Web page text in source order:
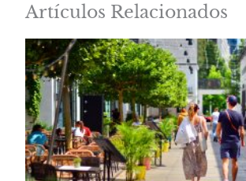
Artículos Relacionados